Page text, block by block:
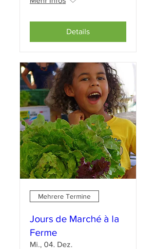
Details
Mehrere Termine
Jours de Marché à la
Ferme
Mi., 04. Dez.